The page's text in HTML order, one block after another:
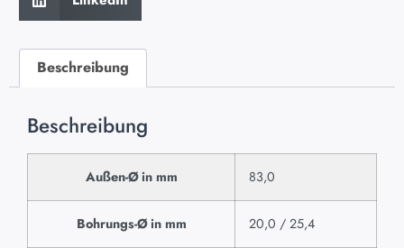
Beschreibung
Beschreibung
Außen-Ø in mm 83,0
Bohrungs-Ø in mm 20,0 / 25,4